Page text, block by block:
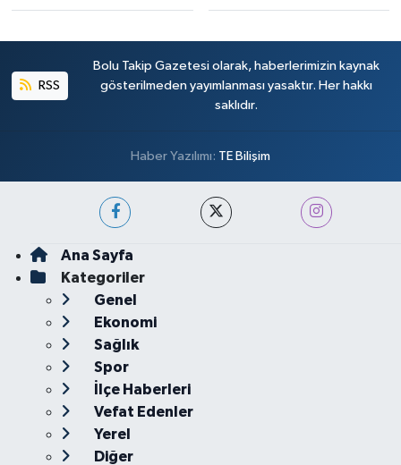
RSS
Bolu Takip Gazetesi olarak, haberlerimizin kaynak
gösterilmeden yayımlanması yasaktır. Her hakkı
saklıdır.
Haber Yazılımı: TE Bilişim
Ana Sayfa
Kategoriler
Genel
Ekonomi
Sağlık
Spor
İlçe Haberleri
Vefat Edenler
Yerel
Diğer